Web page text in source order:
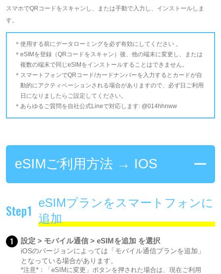
スマホでQRコードをスキャンし、または手動で入力し、インストールしま
す。
使用する前にデータローミングを必ず有効にしてください 。
eSIMを登録（QRコードをスキャン）後、他の端末に変更し、または
複数の端末で同じeSIMをインストールすることはできません。
スマートフォンでQRコード/カードナンバーを入力するとカードが自
動的にアクティベーションされる場合がありますので、必ず日ご利用
日になりましたらご設定してください。
あらゆるご質問を自社公式Lineで対応します: @014hhnww
eSIMご利用方法 → IOS
Step1
eSIMプランをスマートフォンに
追加
1 設定 > モバイル通信 > eSIMを追加 を選択
iOSのバージョンによっては「モバイル通信プランを追加」
となっている場合があります。
*注意*：「eSIMに変更」ボタンを押された場合は、現在ご利用